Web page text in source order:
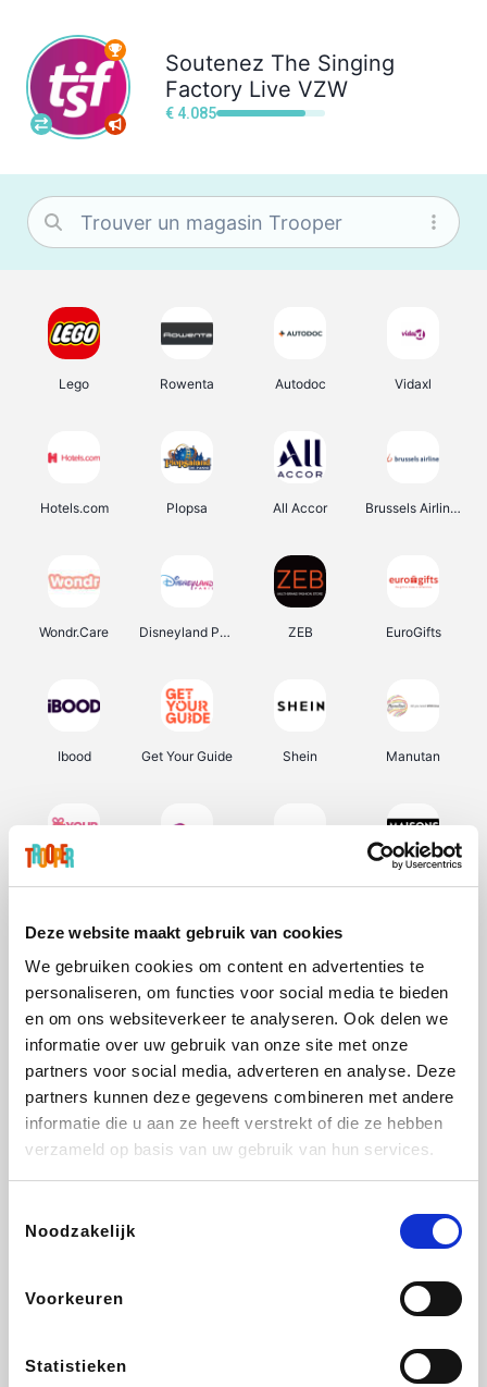
Deze website maakt gebruik van cookies
We gebruiken cookies om content en advertenties te
personaliseren, om functies voor social media te bieden
en om ons websiteverkeer te analyseren. Ook delen we
informatie over uw gebruik van onze site met onze
partners voor social media, adverteren en analyse. Deze
partners kunnen deze gegevens combineren met andere
informatie die u aan ze heeft verstrekt of die ze hebben
verzameld op basis van uw gebruik van hun services.
Noodzakelijk
Voorkeuren
Statistieken
Soutenez The Singing
Factory Live VZW
€ 4.085
Lego Rowenta Autodoc Vidaxl
Hotels.com Plopsa All Accor Brussels Airlines
Wondr.Care Disneyland Paris ZEB EuroGifts
Ibood Get Your Guide Shein Manutan
Sarenza Interhome Schiesser Bolt Energie
DeubaXXL
Ekoi About You